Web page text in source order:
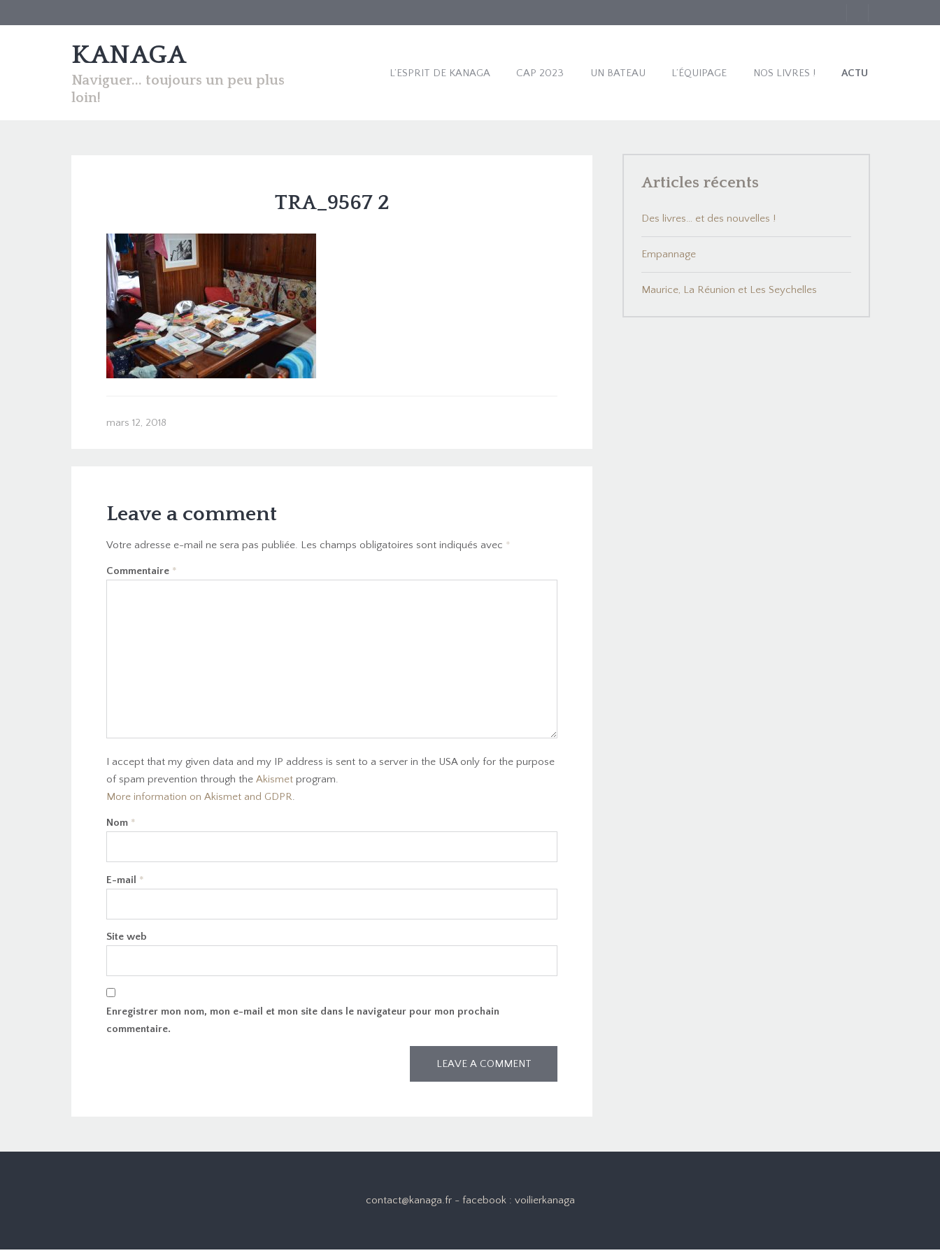
KANAGA
Naviguer... toujours un peu plus
loin!
L’ESPRIT DE KANAGA CAP 2023 UN BATEAU L’ÉQUIPAGE NOS LIVRES ! ACTU
TRA_9567 2
mars 12, 2018
Leave a comment
Votre adresse e-mail ne sera pas publiée. Les champs obligatoires sont indiqués avec *
Commentaire *
I accept that my given data and my IP address is sent to a server in the USA only for the purpose
of spam prevention through the Akismet program.
More information on Akismet and GDPR.
Nom *
E-mail *
Site web
Enregistrer mon nom, mon e-mail et mon site dans le navigateur pour mon prochain
commentaire.
Articles récents
Des livres… et des nouvelles !
Empannage
Maurice, La Réunion et Les Seychelles
contact@kanaga.fr - facebook : voilierkanaga